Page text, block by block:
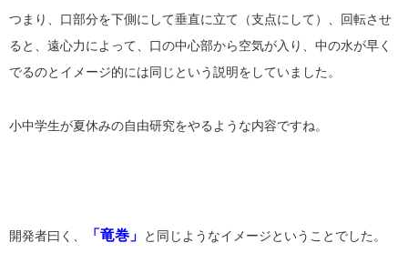
つまり、口部分を下側にして垂直に立て（支点にして）、回転させ
ると、遠心力によって、口の中心部から空気が入り、中の水が早く
でるのとイメージ的には同じという説明をしていました。
小中学生が夏休みの自由研究をやるような内容ですね。
開発者曰く、 「竜巻」 と同じようなイメージということでした。